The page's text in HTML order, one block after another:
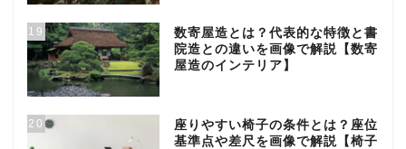
19
数寄屋造とは？代表的な特徴と書
院造との違いを画像で解説【数寄
屋造のインテリア】
20
座りやすい椅子の条件とは？座位
基準点や差尺を画像で解説【椅子